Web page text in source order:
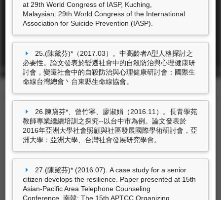
東海大學首頁
校址: 40704台中市西屯區臺灣大道四段1727號 TEL: +886-4-2359-0121
FAX: +886-4-2359-0361
東海大學圖書館
豐富的圖書資源、視聽軟體，歡迎利用！
at 29th World Congress of IASP, Kuching,
Malaysian: 29th World Congress of the International
Association for Suicide Prevention (IASP).
25.(陳黛芬)*（2017.03）。中高齡者A型人格探討之
必要性。論文發表於變遷社會中的自殺防治與心理健康研
討會，變遷社會中的自殺防治與心理健康研討會：國際生
命線台灣總會丶台東縣生命線協會。
26.陳黛芬*、曾竹寧、廖淑娟（2016.11）。長青學苑
教師專業繼續培訓之探究--以台中市為例。論文發表於
2016年亞洲大學社會照顧與社區發展國際學術研討會，亞
洲大學：亞洲大學、台灣社會發展研究學會。
27.(陳黛芬)* (2016.07). A case study for a senior
citizen develops the resilience. Paper presented at 15th
Asian-Pacific Area Telephone Counseling
Conference, 南韓: The 15th APTCC Organizing